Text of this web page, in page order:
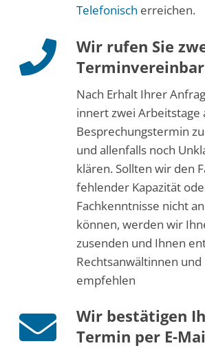
Telefonisch erreichen.
Wir rufen Sie
Nach Erhalt Ihrer
innert zwei Arbeitstage
Besprechungstermin
und allenfalls noch
klären. Sollten wir den
fehlender Kapazität
Fachkenntnisse nicht
können, werden wir
zusenden und Ihnen
Rechtsanwältinnen
empfehlen
Wir bestätigen
Termin per E-